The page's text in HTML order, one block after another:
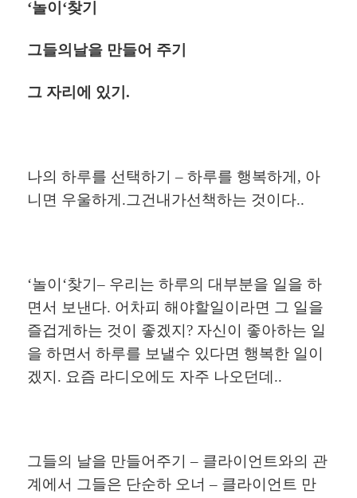
‘놀이 ‘찾기
그들의날을 만들어 주기
그 자리에 있기.
나의 하루를 선택하기 –하루를 행복하게 , 아
니면 우울하게 .그건내가선책하는 것이다..
‘놀이 ‘찾기– 우리는 하루의 대부분을 일을 하
면서 보낸다. 어차피 해야할일이라면 그 일을
즐겁게하는 것이 좋겠지 ? 자신이 좋아하는 일
을 하면서 하루를 보낼수 있다면 행복한 일이
겠지 . 요즘 라디오에도 자주 나오던데 ..
그들의 날을 만들어주기 – 클라이언트와의 관
계에서 그들은 단순하 오너 – 클라이언트 만